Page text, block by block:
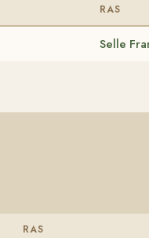
RAS
Selle
RAS